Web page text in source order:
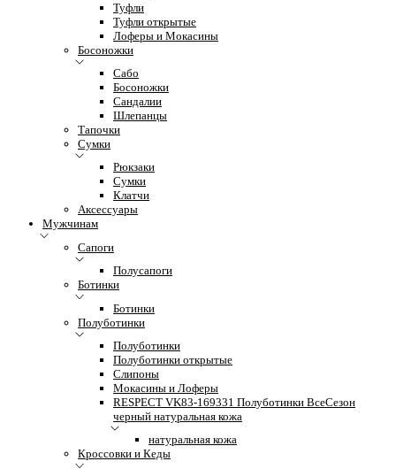
Туфли
Туфли открытые
Лоферы и Мокасины
Босоножки
Сабо
Босоножки
Сандалии
Шлепанцы
Тапочки
Сумки
Рюкзаки
Сумки
Клатчи
Аксессуары
Мужчинам
Сапоги
Полусапоги
Ботинки
Ботинки
Полуботинки
Полуботинки
Полуботинки открытые
Слипоны
Мокасины и Лоферы
RESPECT VK83-169331 Полуботинки ВсеСезон
черный натуральная кожа
натуральная кожа
Кроссовки и Кеды